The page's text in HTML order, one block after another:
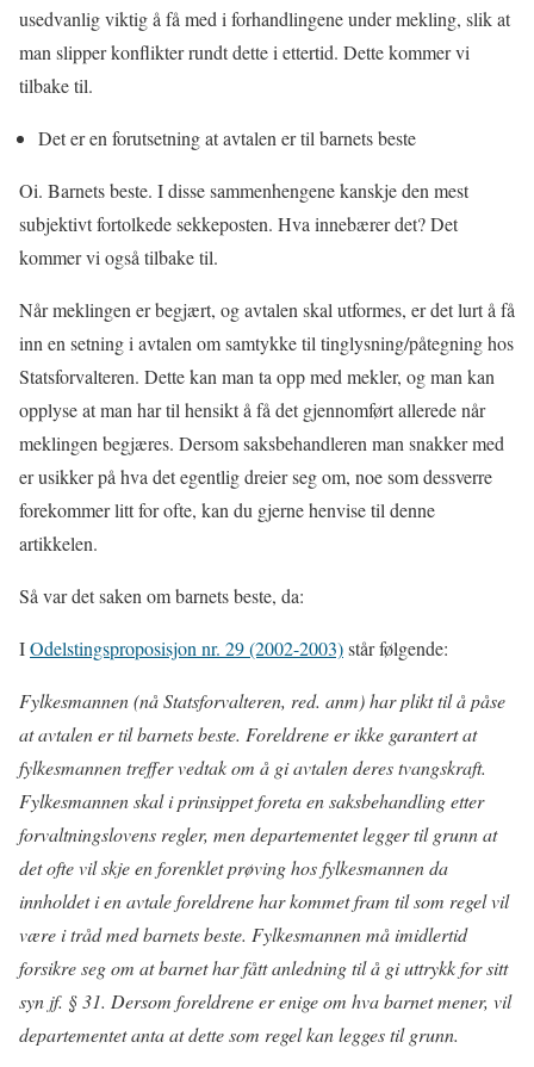
usedvanlig viktig å få med i forhandlingene under mekling, slik at
man slipper konflikter rundt dette i ettertid. Dette kommer vi
tilbake til.
Det er en forutsetning at avtalen er til barnets beste
Oi. Barnets beste. I disse sammenhengene kanskje den mest
subjektivt fortolkede sekkeposten. Hva innebærer det? Det
kommer vi også tilbake til.
Når meklingen er begjært, og avtalen skal utformes, er det lurt å få
inn en setning i avtalen om samtykke til tinglysning/påtegning hos
Statsforvalteren. Dette kan man ta opp med mekler, og man kan
opplyse at man har til hensikt å få det gjennomført allerede når
meklingen begjæres. Dersom saksbehandleren man snakker med
er usikker på hva det egentlig dreier seg om, noe som dessverre
forekommer litt for ofte, kan du gjerne henvise til denne
artikkelen.
Så var det saken om barnets beste, da:
IOdelstingsproposisjon nr. 29 (2002-2003)står følgende:
Fylkesmannen (nå Statsforvalteren, red. anm) har plikt til å påse
at avtalen er til barnets beste. Foreldrene er ikke garantert at
fylkesmannen treffer vedtak om å gi avtalen deres tvangskraft.
Fylkesmannen skal i prinsippet foreta en saksbehandling etter
forvaltningslovens regler, men departementet legger til grunn at
det ofte vil skje en forenklet prøving hos fylkesmannen da
innholdet i en avtale foreldrene har kommet fram til som regel vil
være i tråd med barnets beste. Fylkesmannen må imidlertid
forsikre seg om at barnet har fått anledning til å gi uttrykk for sitt
syn jf. § 31. Dersom foreldrene er enige om hva barnet mener, vil
departementet anta at dette som regel kan legges til grunn.